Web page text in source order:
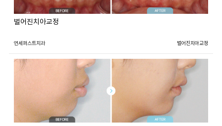
벌어진치아교정
연세퍼스트치과 벌어진치아교정